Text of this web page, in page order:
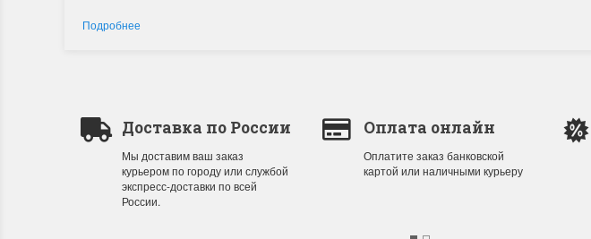
Подробнее
Доставка по России
Мы доставим ваш заказ
курьером по городу или службой
экспресс-доставки по всей
России.
Оплата онлайн
Оплатите заказ банковской
картой или наличными курьеру